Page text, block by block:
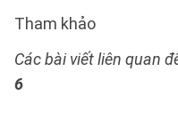
Tham khảo
Các bài viết liên quan
6